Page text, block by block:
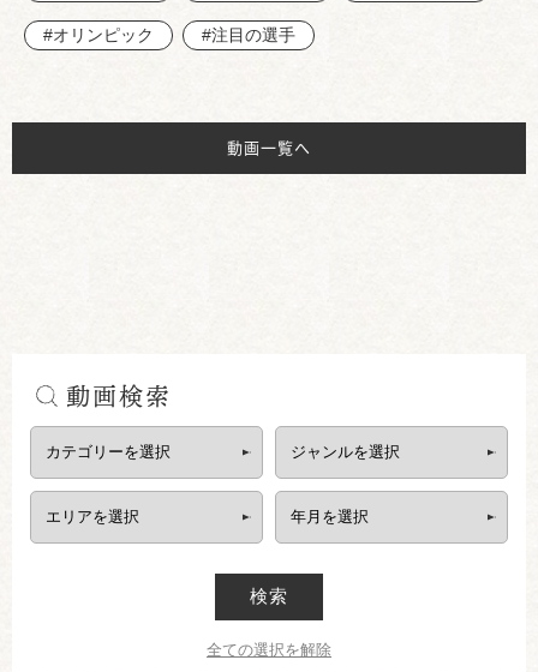
#オリンピック #注目の選手
動画一覧へ
動画検索
検索
全ての選択を解除